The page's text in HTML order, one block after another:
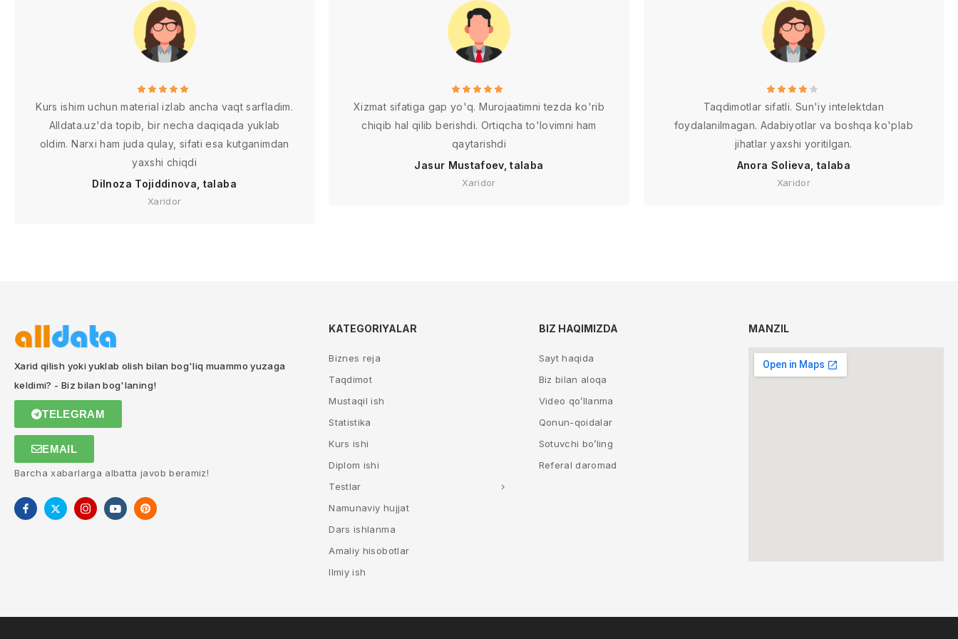
Kurs ishim uchun material izlab ancha vaqt sarfladim.
Alldata.uz'da topib, bir necha daqiqada yuklab
oldim. Narxi ham juda qulay, sifati esa kutganimdan
yaxshi chiqdi
Dilnoza Tojiddinova, talaba
Xaridor
Xizmat sifatiga gap yo'q. Murojaatimni tezda ko'rib
chiqib hal qilib berishdi. Ortiqcha to'lovimni ham
qaytarishdi
Jasur Mustafoev, talaba
Xaridor
Taqdimotlar sifatli. Sun'iy intelektdan
foydalanilmagan. Adabiyotlar va boshqa ko'plab
jihatlar yaxshi yoritilgan.
Anora Solieva, talaba
Xaridor
Xarid qilish yoki yuklab olish bilan bog'liq muammo yuzaga
keldimi? - Biz bilan bog'laning!
TELEGRAM
EMAIL
Barcha xabarlarga albatta javob beramiz!
KATEGORIYALAR
Biznes reja
Taqdimot
Mustaqil ish
Statistika
Kurs ishi
Diplom ishi
Testlar
Namunaviy hujjat
Dars ishlanma
Amaliy hisobotlar
Ilmiy ish
BIZ HAQIMIZDA
Sayt haqida
Biz bilan aloqa
Video qo’llanma
Qonun-qoidalar
Sotuvchi bo’ling
Referal daromad
MANZIL